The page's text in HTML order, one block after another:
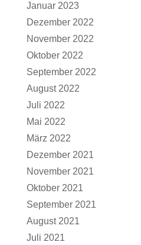
Januar 2023
Dezember 2022
November 2022
Oktober 2022
September 2022
August 2022
Juli 2022
Mai 2022
März 2022
Dezember 2021
November 2021
Oktober 2021
September 2021
August 2021
Juli 2021